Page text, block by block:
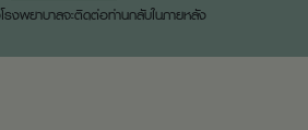
รงพยาบาลจะติดต่อท่านกลับในภายหลัง